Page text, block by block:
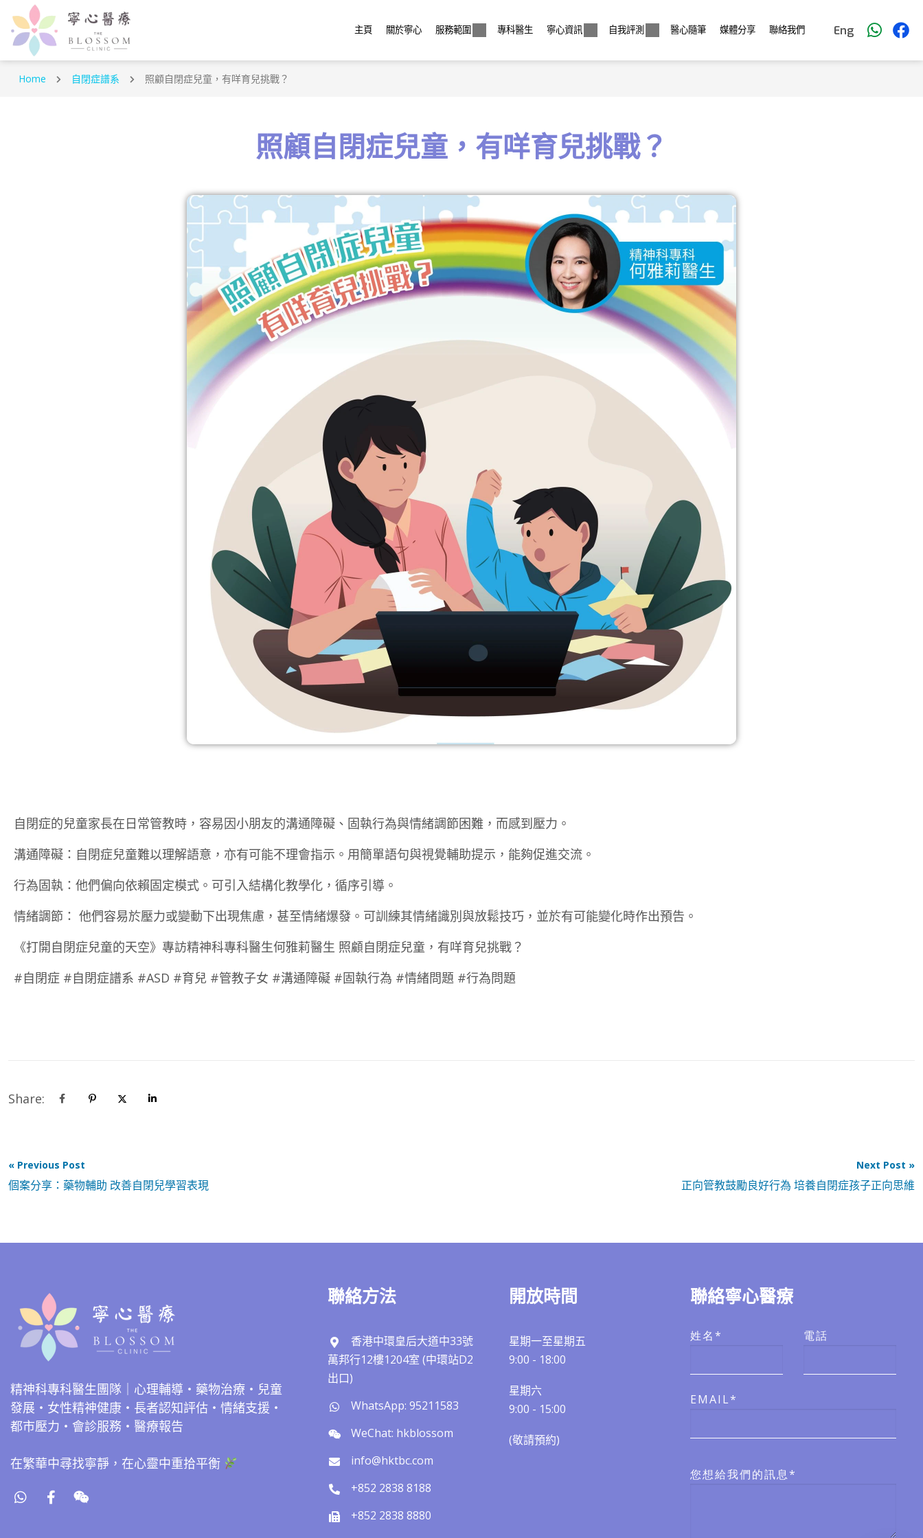
主頁 關於寧心 服務範圍 專科醫生 寧心資訊 自我評測 醫心隨筆 媒體分享 聯絡我們 Eng
Home 自閉症譜系 照顧自閉症兒童，有咩育兒挑戰？
照顧自閉症兒童，有咩育兒挑戰？
自閉症的兒童家長在日常管教時，容易因小朋友的溝通障礙、固執行為與情緒調節困難，而感到壓力。
溝通障礙：自閉症兒童難以理解語意，亦有可能不理會指示。用簡單語句與視覺輔助提示，能夠促進交流。
行為固執：他們偏向依賴固定模式。可引入結構化教學化，循序引導。
情緒調節： 他們容易於壓力或變動下出現焦慮，甚至情緒爆發。可訓練其情緒識別與放鬆技巧，並於有可能變化時作出預告。
《打開自閉症兒童的天空》專訪精神科專科醫生何雅莉醫生 照顧自閉症兒童，有咩育兒挑戰？
#自閉症 #自閉症譜系 #ASD #育兒 #管教子女 #溝通障礙 #固執行為 #情緒問題 #行為問題
Share:
« Previous Post
個案分享：藥物輔助 改善自閉兒學習表現
Next Post »
正向管教鼓勵良好行為 培養自閉症孩子正向思維
精神科專科醫生團隊｜心理輔導・藥物治療・兒童
發展・女性精神健康・長者認知評估・情緒支援・
都市壓力・會診服務・醫療報告
在繁華中尋找寧靜，在心靈中重拾平衡
聯絡方法
香港中環皇后大道中33號
萬邦行12樓1204室 (中環站D2
出口)
WhatsApp: 95211583
WeChat: hkblossom
info@hktbc.com
+852 2838 8188
+852 2838 8880
開放時間
星期一至星期五
9:00 - 18:00
星期六
9:00 - 15:00
(敬請預約)​​
聯絡寧心醫療
姓名* 電話
EMAIL*
您想給我們的訊息*